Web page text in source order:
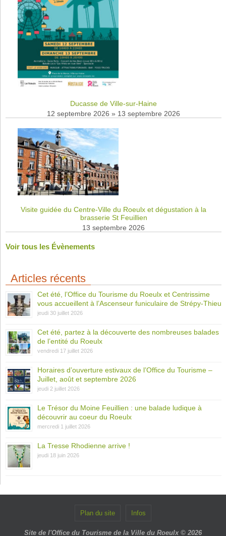
Ducasse de Ville-sur-Haine
12 septembre 2026 » 13 septembre 2026
Visite guidée du Centre-Ville du Roeulx et dégustation à la
brasserie St Feuillien
13 septembre 2026
Voir tous les Évènements
Articles récents
Cet été, l’Office du Tourisme du Roeulx et Centrissime
vous accueillent à l’Ascenseur funiculaire de Strépy-Thieu
jeudi 30 juillet 2026
Cet été, partez à la découverte des nombreuses balades
de l’entité du Roeulx
vendredi 17 juillet 2026
Horaires d’ouverture estivaux de l’Office du Tourisme –
Juillet, août et septembre 2026
jeudi 2 juillet 2026
Le Trésor du Moine Feuillien : une balade ludique à
découvrir au coeur du Roeulx
mercredi 1 juillet 2026
La Tresse Rhodienne arrive !
jeudi 18 juin 2026
Plan du site Infos
Site de l'Office du Tourisme de la Ville du Roeulx © 2026